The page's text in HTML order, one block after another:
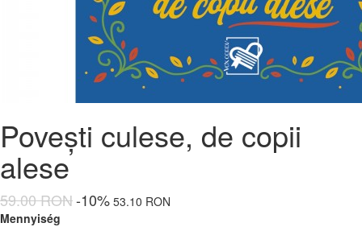
Povești culese, de copii
alese
59.00 RON-10% 53.10 RON
Mennyiség